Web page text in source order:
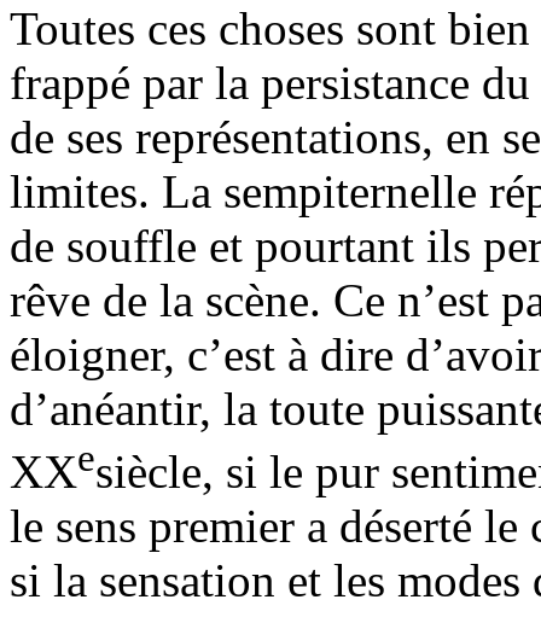
Toutes ces choses sont
frappé par la persistance
de ses représentations, en
limites. La sempiternelle
de souffle et pourtant ils
rêve de la scène. Ce n’est
éloigner, c’est à dire
d’anéantir, la toute
XXesiècle, si le pur
le sens premier a déserté
si la sensation et les